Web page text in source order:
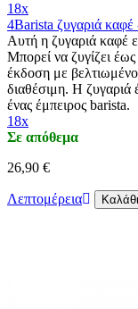
18x
4Barista ζυγαριά
Αυτή η ζυγαριά καφέ
Μπορεί να ζυγίζει
έκδοση με
διαθέσιμη. Η ζυγαριά
ένας έμπειρος barista.
18x
Σε απόθεμα
26,90 €
Λεπτομέρεια Καλάθι